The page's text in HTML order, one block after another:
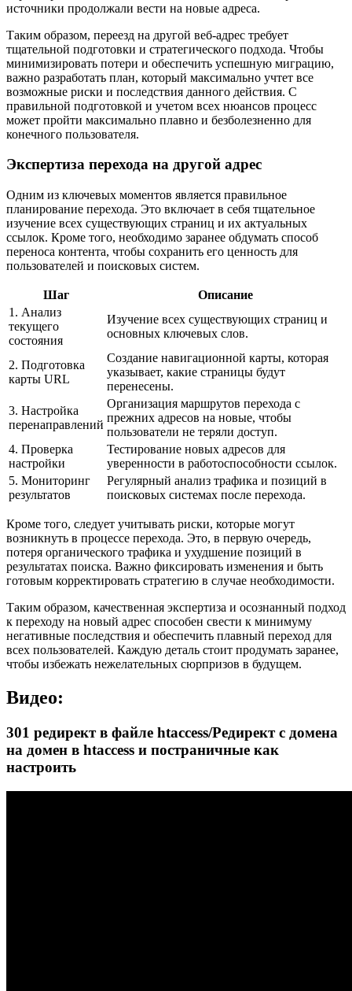
источники продолжали вести на новые адреса.
Таким образом, переезд на другой веб-адрес требует
тщательной подготовки и стратегического подхода. Чтобы
минимизировать потери и обеспечить успешную миграцию,
важно разработать план, который максимально учтет все
возможные риски и последствия данного действия. С
правильной подготовкой и учетом всех нюансов процесс
может пройти максимально плавно и безболезненно для
конечного пользователя.
Экспертиза перехода на другой адрес
Одним из ключевых моментов является правильное
планирование перехода. Это включает в себя тщательное
изучение всех существующих страниц и их актуальных
ссылок. Кроме того, необходимо заранее обдумать способ
переноса контента, чтобы сохранить его ценность для
пользователей и поисковых систем.
Шаг
Описание
1. Анализ
текущего
состояния
Изучение всех существующих страниц и
основных ключевых слов.
2. Подготовка
карты URL
Создание навигационной карты, которая
указывает, какие страницы будут
перенесены.
3. Настройка
перенаправлений
Организация маршрутов перехода с
прежних адресов на новые, чтобы
пользователи не теряли доступ.
4. Проверка
настройки
Тестирование новых адресов для
уверенности в работоспособности ссылок.
5. Мониторинг
результатов
Регулярный анализ трафика и позиций в
поисковых системах после перехода.
Кроме того, следует учитывать риски, которые могут
возникнуть в процессе перехода. Это, в первую очередь,
потеря органического трафика и ухудшение позиций в
результатах поиска. Важно фиксировать изменения и быть
готовым корректировать стратегию в случае необходимости.
Таким образом, качественная экспертиза и осознанный подход
к переходу на новый адрес способен свести к минимуму
негативные последствия и обеспечить плавный переход для
всех пользователей. Каждую деталь стоит продумать заранее,
чтобы избежать нежелательных сюрпризов в будущем.
Видео:
301 редирект в файле htaccess/Редирект с домена
на домен в htaccess и постраничные как
настроить